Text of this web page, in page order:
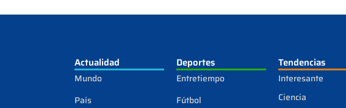
Actualidad
Mundo
País
Deportes
Entretiempo
Fútbol
Tendencias
Interesante
Ciencia